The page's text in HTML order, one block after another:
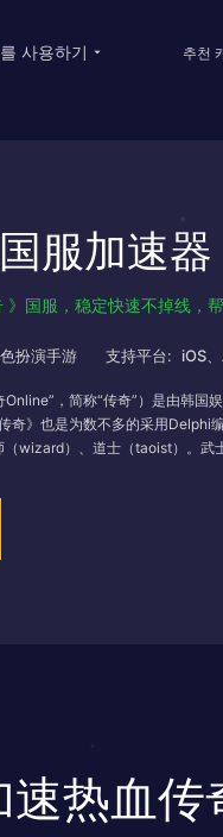
사용하기
Travel abroad
추천
服加速器
国服，稳定快速不掉线，
扮演手游 支持平台: iOS
Online”，简称“传奇”）是由韩
奇》也是为数不多的采用Delphi
wizard）、道士（taoist）。武
有一定的精神能力。不过道士还
热血传